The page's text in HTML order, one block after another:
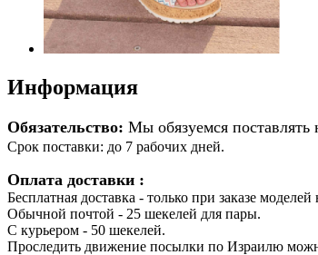
Информация
Обязательство: Мы обязуемся
Срок поставки: до 7 рабочих дней.
Оплата доставки :
Бесплатная доставка - только при заказе
Обычной почтой - 25 шекелей для пары.
С курьером - 50 шекелей.
Проследить движение посылки по Израилю